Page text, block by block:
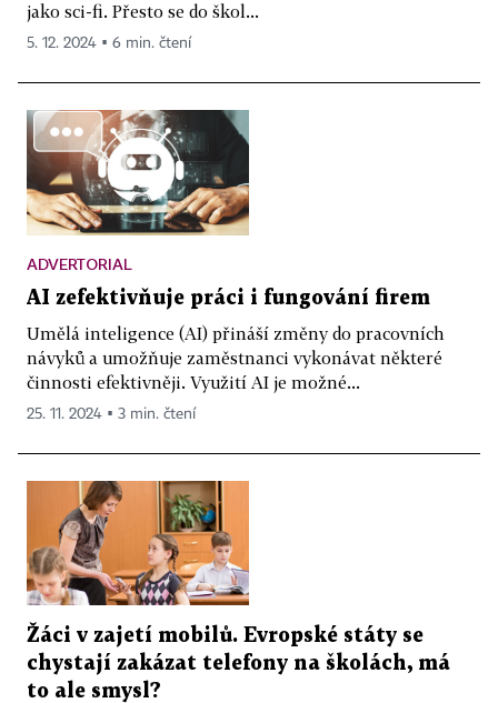
jako sci-fi. Přesto se do škol...
5. 12. 2024 ▪ 6 min. čtení
ADVERTORIAL
AI zefektivňuje práci i fungování firem
Umělá inteligence (AI) přináší změny do pracovních
návyků a umožňuje zaměstnanci vykonávat některé
činnosti efektivněji. Využití AI je možné...
25. 11. 2024 ▪ 3 min. čtení
Žáci v zajetí mobilů. Evropské státy se
chystají zakázat telefony na školách, má
to ale smysl?